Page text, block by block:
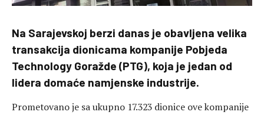
Na Sarajevskoj berzi danas je obavljena velika
transakcija dionicama kompanije Pobjeda
Technology Goražde (PTG), koja je jedan od
lidera domaće namjenske industrije.
Prometovano je sa ukupno 17.323 dionice ove kompanije